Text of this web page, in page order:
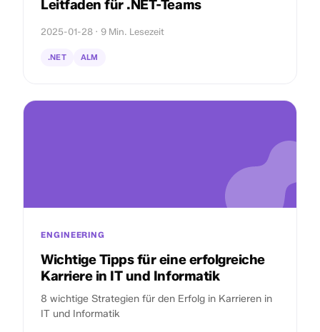
Leitfaden für .NET-Teams
2025-01-28 · 9 Min. Lesezeit
.NET ALM
ENGINEERING
Wichtige Tipps für eine erfolgreiche
Karriere in IT und Informatik
8 wichtige Strategien für den Erfolg in Karrieren in
IT und Informatik